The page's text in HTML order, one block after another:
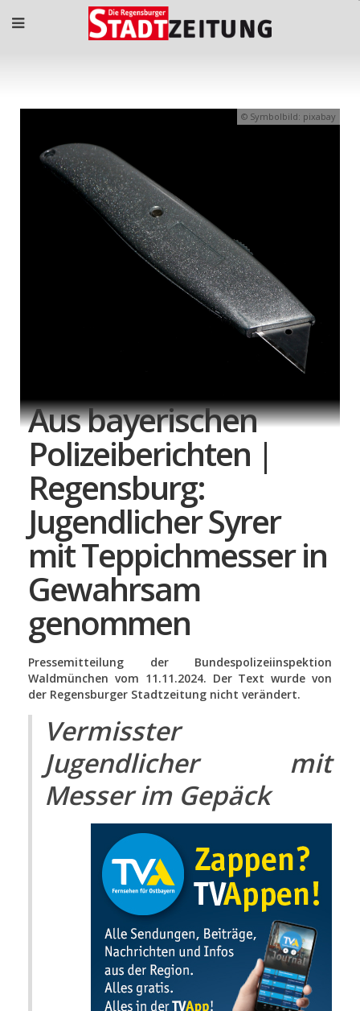
Symbolbild: pixabay
Aus bayerischen
Polizeiberichten |
Regensburg:
Jugendlicher Syrer
mit Teppichmesser in
Gewahrsam
genommen
Pressemitteilung der Bundespolizeiinspektion
Waldmünchen vom 11.11.2024. Der Text wurde von
der Regensburger Stadtzeitung nicht verändert.
Vermisster
Jugendlicher mit
Messer im Gepäck